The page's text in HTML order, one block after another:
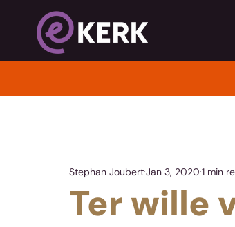
Ter wille
Stephan JoubertJan 3, 2020 1 min